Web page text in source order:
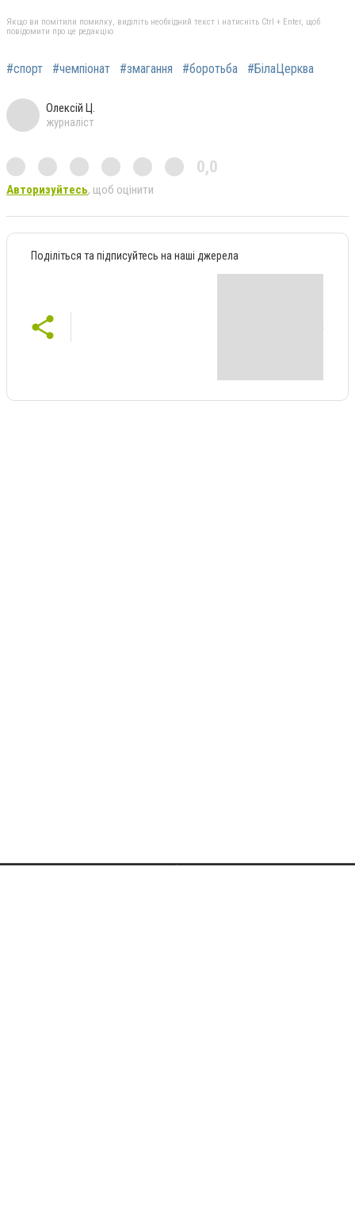
Якщо ви помітили помилку, виділіть необхідний текст і натисніть Ctrl + Enter, щоб
повідомити про це редакцію
#спорт #чемпіонат #змагання #боротьба #БілаЦерква
Олексій Ц.
журналіст
0,0
Авторизуйтесь, щоб оцінити
Поділіться та підписуйтесь на наші джерела